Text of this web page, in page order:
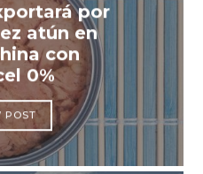
por
atún en
con
0%
POST